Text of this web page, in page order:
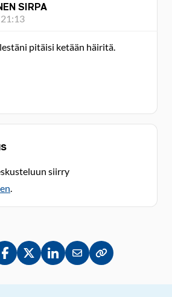
SIRPA
pitäisi ketään häiritä.
siirry
.
Jaa Facebookissa
Jaa Twitterissä
Jaa LinkedInissä
Jaa sähköpostitse
Kopioi linkki